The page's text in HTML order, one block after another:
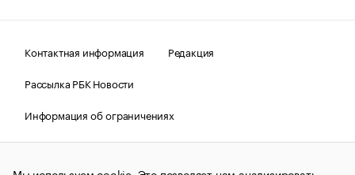
Контактная информация
Редакция
Рассылка РБК Новости
Информация об ограничениях
Правовая информация
О соблюдении авторских прав